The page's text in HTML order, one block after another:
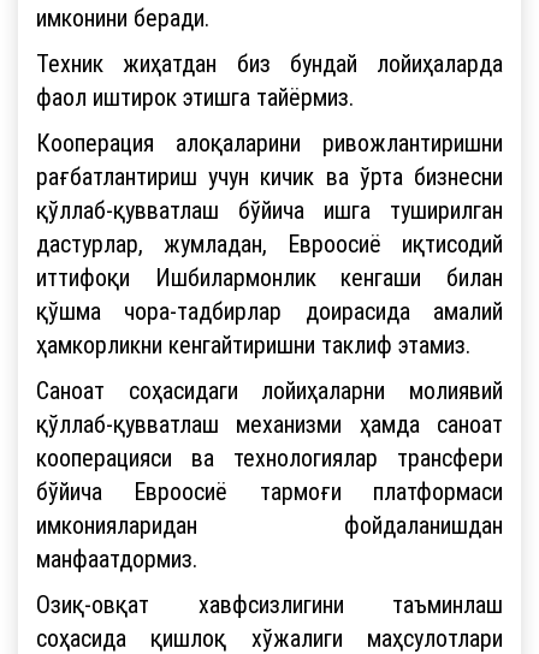
имконини беради.
Техник жиҳатдан биз бундай лойиҳаларда
фаол иштирок этишга тайёрмиз.
Кооперация алоқаларини ривожлантиришни
рағбатлантириш учун кичик ва ўрта бизнесни
қўллаб-қувватлаш бўйича ишга туширилган
дастурлар, жумладан, Евроосиё иқтисодий
иттифоқи Ишбилармонлик кенгаши билан
қўшма чора-тадбирлар доирасида амалий
ҳамкорликни кенгайтиришни таклиф этамиз.
Саноат соҳасидаги лойиҳаларни молиявий
қўллаб-қувватлаш механизми ҳамда саноат
кооперацияси ва технологиялар трансфери
бўйича Евроосиё тармоғи платформаси
имконияларидан фойдаланишдан
манфаатдормиз.
Озиқ-овқат хавфсизлигини таъминлаш
соҳасида қишлоқ хўжалиги маҳсулотлари